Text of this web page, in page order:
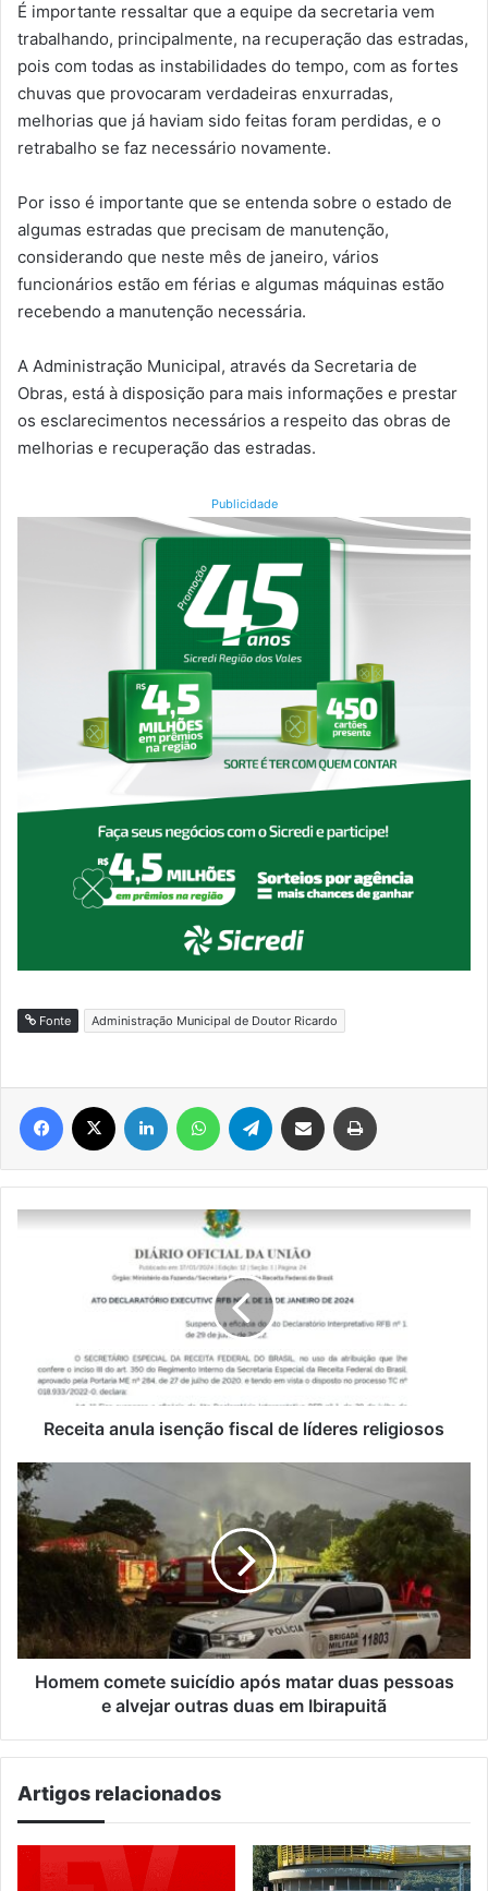
É importante ressaltar que a equipe da secretaria vem
trabalhando, principalmente, na recuperação das estradas,
pois com todas as instabilidades do tempo, com as fortes
chuvas que provocaram verdadeiras enxurradas,
melhorias que já haviam sido feitas foram perdidas, e o
retrabalho se faz necessário novamente.
Por isso é importante que se entenda sobre o estado de
algumas estradas que precisam de manutenção,
considerando que neste mês de janeiro, vários
funcionários estão em férias e algumas máquinas estão
recebendo a manutenção necessária.
A Administração Municipal, através da Secretaria de
Obras, está à disposição para mais informações e prestar
os esclarecimentos necessários a respeito das obras de
melhorias e recuperação das estradas.
Publicidade
Fonte Administração Municipal de Doutor Ricardo
Facebook Linkedin WhatsAppTelegram Compartilhar via e-mail
Receita
religiosos
Receita anula isenção fiscal de líderes religiosos
Homem
comete
suicídio
após
matar
pessoas
alvejar
outras
Homem comete suicídio após matar duas pessoas
e alvejar outras duas em Ibirapuitã
Artigos relacionados